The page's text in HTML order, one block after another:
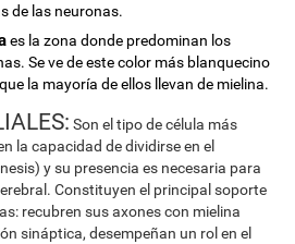
de las neuronas.
es la zona donde predominan los
Se ve de este color más blanquecino
la mayoría de ellos llevan de mielina.
Son el tipo de célula más
la capacidad de dividirse en el
y su presencia es necesaria para
Constituyen el principal soporte
recubren sus axones con mielina
sináptica, desempeñan un rol en el